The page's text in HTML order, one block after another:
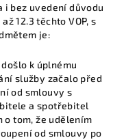
bez uvedení důvodu
12.3 těchto VOP, s
je:
k úplnému
služby začalo před
od smlouvy s
a spotřebitel
o tom, že udělením
od smlouvy po